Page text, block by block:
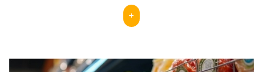
+